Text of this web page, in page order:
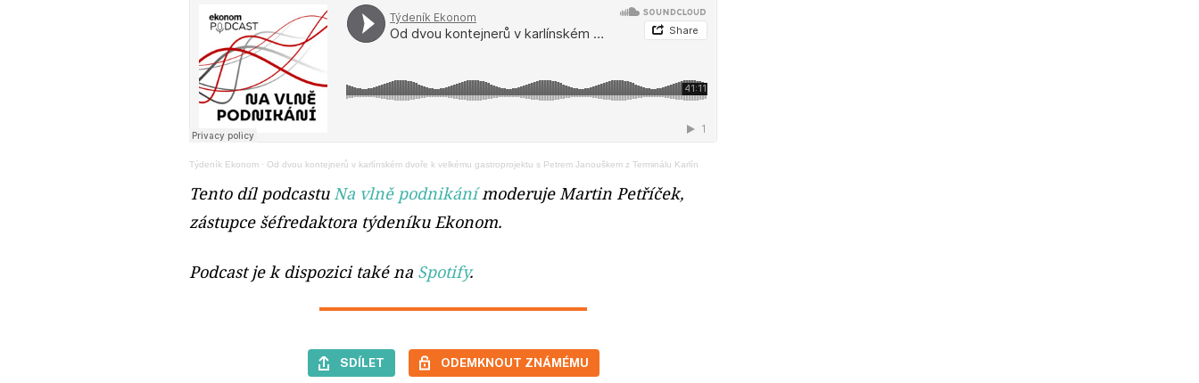
Týdeník Ekonom · Od dvou kontejnerů v karlínském dvoře k velkému gastroprojektu s Petrem Janouškem z Terminálu Karlín
Tento díl podcastuNa vlně podnikánímoderuje Martin Petříček,
zástupce šéfredaktora týdeníku Ekonom.
Podcast je k dispozici také na Spotify.
SDÍLET ODEMKNOUT ZNÁMÉMU